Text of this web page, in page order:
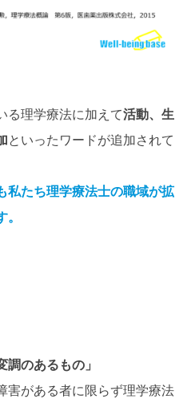
る理学療法に加えて活動、生
といったワードが追加されて
私たち理学療法士の職域が拡
調のあるもの」
害がある者に限らず理学療法